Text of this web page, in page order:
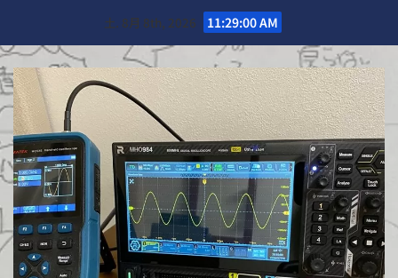
content
土. 8月 8th, 2026 11:29:01 AM